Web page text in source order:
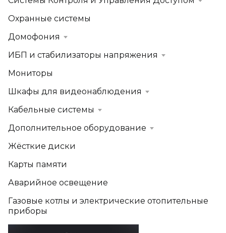
Охранные системы
Домофония
ИБП и стабилизаторы напряжения
Мониторы
Шкафы для видеонаблюдения
Кабельные системы
Дополнительное оборудование
Жёсткие диски
Карты памяти
Аварийное освещение
Газовые котлы и электрические отопительные
приборы